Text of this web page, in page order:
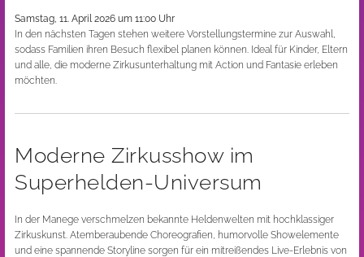
Samstag, 11. April 2026 um 11:00 Uhr
In den nächsten Tagen stehen weitere Vorstellungstermine zur Auswahl,
sodass Familien ihren Besuch flexibel planen können. Ideal für Kinder, Eltern
und alle, die moderne Zirkusunterhaltung mit Action und Fantasie erleben
möchten.
Moderne Zirkusshow im
Superhelden-Universum
In der Manege verschmelzen bekannte Heldenwelten mit hochklassiger
Zirkuskunst. Atemberaubende Choreografien, humorvolle Showelemente
und eine spannende Storyline sorgen für ein mitreißendes Live-Erlebnis von